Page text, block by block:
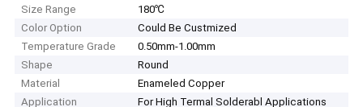
Size Range
180℃
Color Option
Could Be Custmized
Temperature Grade
0.50mm-1.00mm
Shape
Round
Material
Enameled Copper
Application
For High Termal Solderabl Applications